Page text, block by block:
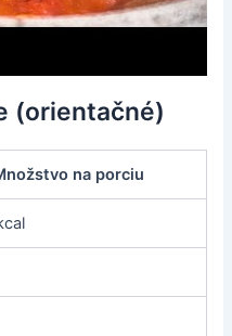
(orientačné)
na porciu